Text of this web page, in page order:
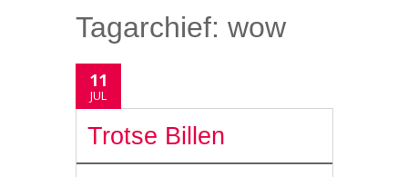
Tagarchief: wow
11
JUL
Trotse Billen